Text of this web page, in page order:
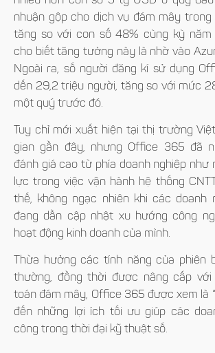
nhuận gộp cho dịch vụ đám mây trong
tăng so với con số 48% cùng kỳ năm
cho biết tăng tưởng này là nhờ vào
Ngoài ra, số người đăng kí sử dụng
dến 29,2 triệu người, tăng so với mức
một quý trước đó.
Tuy chỉ mới xuất hiện tại thị trường
gian gần đây, nhưng Office 365 đã
đánh giá cao từ phía doanh nghiệp như
lực trong việc vận hành hệ thống
thế, không ngạc nhiên khi các doanh
đang dần cập nhật xu hướng công
hoạt động kinh doanh của mình.
Thừa hưởng các tính năng của phiên
thường, đồng thời được nâng cấp với
toán đám mây, Office 365 được xem là
đến những lợi ích tối ưu giúp các
công trong thời đại kỹ thuật số.